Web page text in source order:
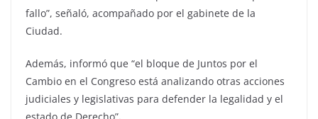
fallo”, señaló, acompañado por el gabinete de la
Ciudad.
Además, informó que “el bloque de Juntos por el
Cambio en el Congreso está analizando otras acciones
judiciales y legislativas para defender la legalidad y el